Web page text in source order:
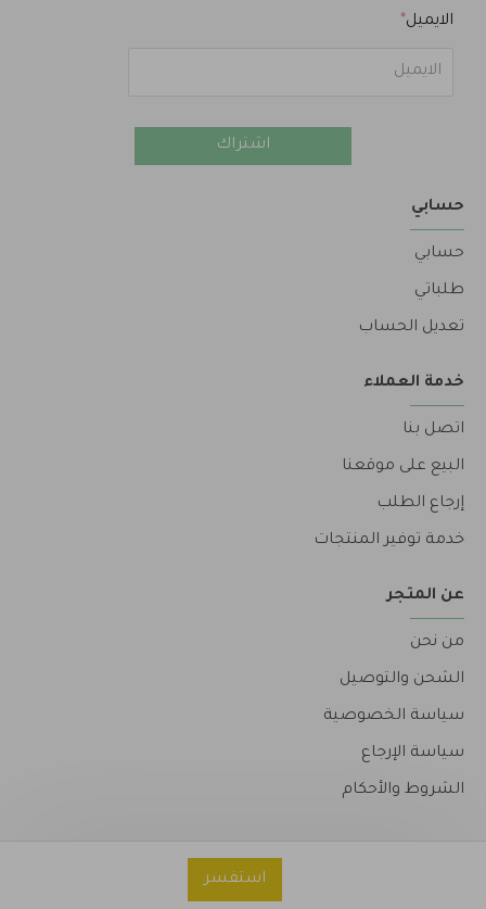
استفسر
الايميل
اشتراك
حسابي
حسابي
طلباتي
تعديل الحساب
خدمة العملاء
اتصل بنا
البيع على موقعنا
إرجاع الطلب
خدمة توفير المنتجات
عن المتجر
من نحن
الشحن والتوصيل
سياسة الخصوصية
سياسة الإرجاع
الشروط والأحكام